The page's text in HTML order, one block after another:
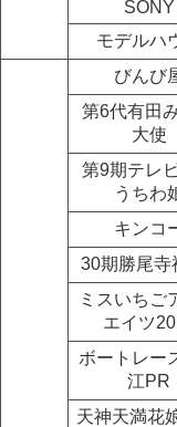
SONY
モデルハ
びんび
第6代有田
大使
第9期テレ
うちわ
キンコ
30期勝尾寺
ミスいちご
エイツ
ボートレー
江PR
天神天満花